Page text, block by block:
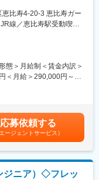
からの税務に関する問い
務要件のバランスを取
。また、新たな対応が
アンスを浸透させるた
拠点としていますが、
税務方針や意思決定プ
できます。
従事していただきま
略立案
、共通化の推進
し、文書化の促進
末（PC、iPhone/iPad
ーションツール
恵比寿4-20-3 恵比寿ガー
線／恵比寿駅受動喫煙
める事業所（リモート
態＞月給制＜賃金内訳＞
＜月給＞290,000円～
を通じて上下する可能
めた表記です。
応募依頼する
エージェントサービス）
ジニア）◇フレッ